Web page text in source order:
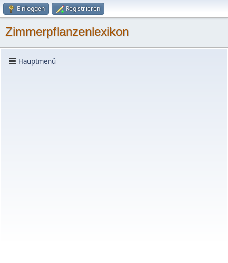
Einloggen Registrieren
Zimmerpflanzenlexikon
Hauptmenü